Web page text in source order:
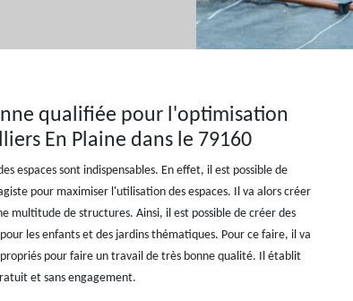
qualifiée pour l'optimisation
En Plaine dans le 79160
espaces sont indispensables. En effet, il est possible de
pour maximiser l'utilisation des espaces. Il va alors créer
multitude de structures. Ainsi, il est possible de créer des
les enfants et des jardins thématiques. Pour ce faire, il va
pour faire un travail de très bonne qualité. Il établit
et sans engagement.